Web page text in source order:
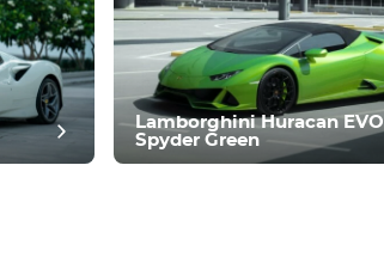
Lamborghini Huracan EVO
Spyder Green